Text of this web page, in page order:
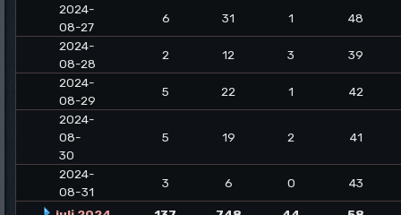
2024-
08-27
6 31 1
48
2024-
08-28
2 12 3
39
2024-
08-29
5 22 1
42
2024-
08-
30
5 19 2 41
2024-
08-31
3 6 0 43